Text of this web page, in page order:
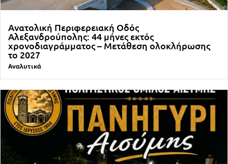
Ανατολική Περιφερειακή Οδός
Αλεξανδρούπολης: 44 μήνες εκτός
χρονοδιαγράμματος – Μετάθεση ολοκλήρωσης
το 2027
Αναλυτικά